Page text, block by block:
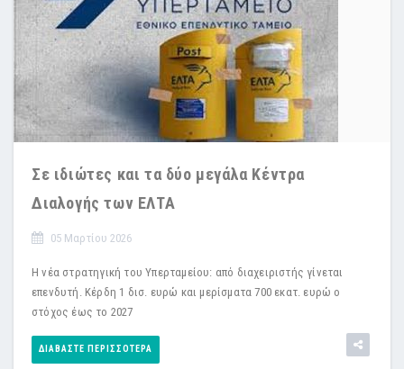
Σε ιδιώτες και τα δύο μεγάλα Κέντρα
Διαλογής των ΕΛΤΑ
05 Μαρτίου 2026
Η νέα στρατηγική του Υπερταμείου: από διαχειριστής γίνεται
επενδυτή. Κέρδη 1 δισ. ευρώ και μερίσματα 700 εκατ. ευρώ ο
στόχος έως το 2027
ΔΙΑΒΆΣΤΕ ΠΕΡΙΣΣΌΤΕΡΑ